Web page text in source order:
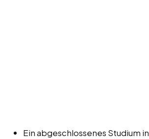
Ein abgeschlossenes Studium in